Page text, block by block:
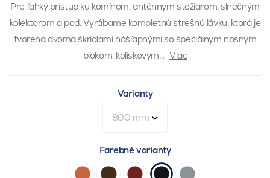
Pre ľahký prístup ku komínom, anténnym stožiarom, slnečným
kolektorom a pod. Vyrábame kompletnú strešnú lávku, ktorá je
tvorená dvoma škridlami nášľapnými so špeciálnym nosným
blokom, kolískovým… Viac
Varianty
800 mm
Farebné varianty